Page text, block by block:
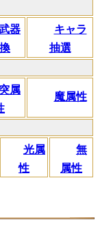
器
キャラ
抽選
突属
魔属性
光属
性
無
属性